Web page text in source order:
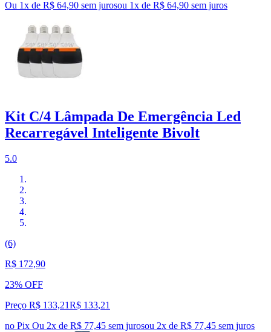
Ou 1x de R$ 64,90 sem jurosou 1x de R$ 64,90 sem juros
Kit C/4 Lâmpada De Emergência Led
Recarregável Inteligente Bivolt
5.0
(6)
R$ 172,90
23% OFF
Preço R$ 133,21R$ 133,21
no Pix Ou 2x de R$ 77,45 sem jurosou 2x de R$ 77,45 sem juros